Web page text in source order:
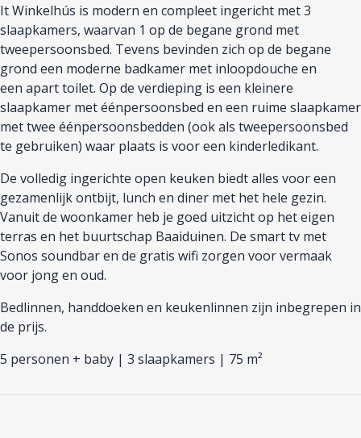
It Winkelhús is modern en compleet ingericht met 3
slaapkamers, waarvan 1 op de begane grond met
tweepersoonsbed. Tevens bevinden zich op de begane
grond een moderne badkamer met inloopdouche en
een apart toilet. Op de verdieping is een kleinere
slaapkamer met éénpersoonsbed en een ruime slaapkamer
met twee éénpersoonsbedden (ook als tweepersoonsbed
te gebruiken) waar plaats is voor een kinderledikant.
De volledig ingerichte open keuken biedt alles voor een
gezamenlijk ontbijt, lunch en diner met het hele gezin.
Vanuit de woonkamer heb je goed uitzicht op het eigen
terras en het buurtschap Baaiduinen. De smart tv met
Sonos soundbar en de gratis wifi zorgen voor vermaak
voor jong en oud.
Bedlinnen, handdoeken en keukenlinnen zijn inbegrepen in
de prijs.
5 personen + baby | 3 slaapkamers | 75 m²